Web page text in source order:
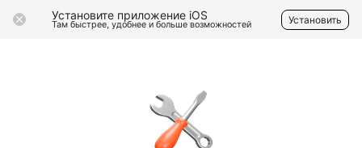
Установите приложение iOS
Там быстрее, удобнее и больше возможностей Установить